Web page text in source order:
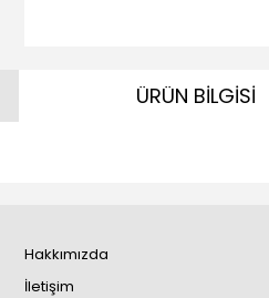
ÜRÜN BİLGİSİ
Hakkımızda
İletişim